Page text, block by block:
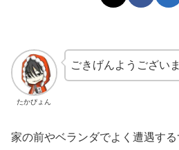
たかぴょん
ごきげんようござい
家の前やベランダでよく遭遇す